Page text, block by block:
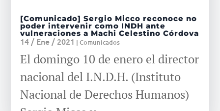
[Comunicado] Sergio Micco reconoce no
poder intervenir como INDH ante
vulneraciones a Machi Celestino Córdova
14 / Ene / 2021 |Comunicados
El domingo 10 de enero el director
nacional del I.N.D.H. (Instituto
Nacional de Derechos Humanos)